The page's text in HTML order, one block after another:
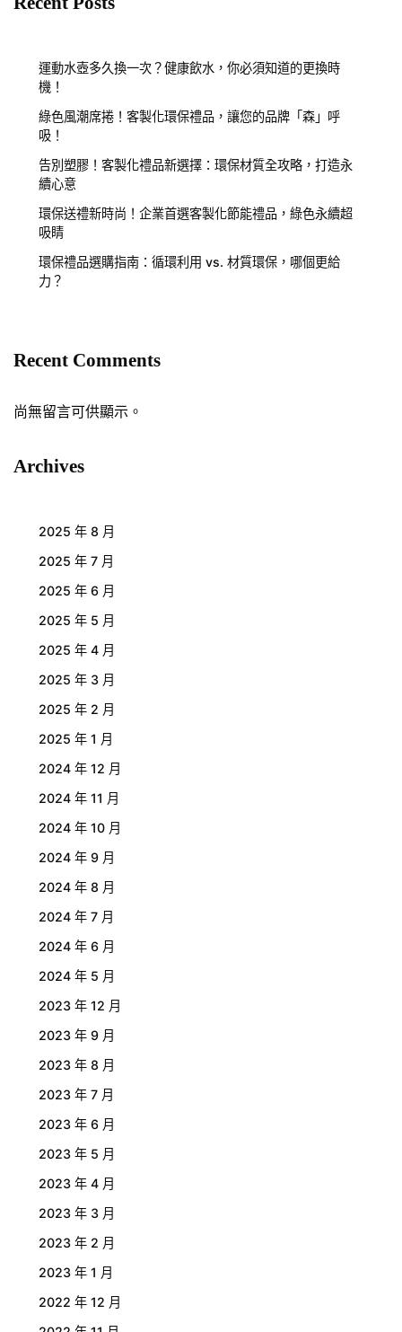
運動水壺多久換一次？健康飲水，你必須知道的更換時
機！
綠色風潮席捲！客製化環保禮品，讓您的品牌「森」呼
吸！
告別塑膠！客製化禮品新選擇：環保材質全攻略，打造永
續心意
環保送禮新時尚！企業首選客製化節能禮品，綠色永續超
吸睛
環保禮品選購指南：循環利用 vs. 材質環保，哪個更給
力？
Recent Comments
尚無留言可供顯示。
Archives
2025 年 8 月
2025 年 7 月
2025 年 6 月
2025 年 5 月
2025 年 4 月
2025 年 3 月
2025 年 2 月
2025 年 1 月
2024 年 12 月
2024 年 11 月
2024 年 10 月
2024 年 9 月
2024 年 8 月
2024 年 7 月
2024 年 6 月
2024 年 5 月
2023 年 12 月
2023 年 9 月
2023 年 8 月
2023 年 7 月
2023 年 6 月
2023 年 5 月
2023 年 4 月
2023 年 3 月
2023 年 2 月
2023 年 1 月
2022 年 12 月